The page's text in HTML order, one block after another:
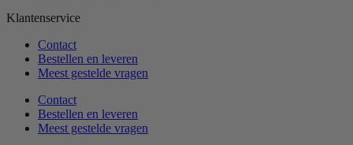
Klantenservice
Contact
Bestellen en leveren
Meest gestelde vragen
Contact
Bestellen en leveren
Meest gestelde vragen